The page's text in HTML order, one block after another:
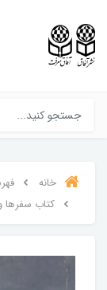
خانه
کتاب سفرها